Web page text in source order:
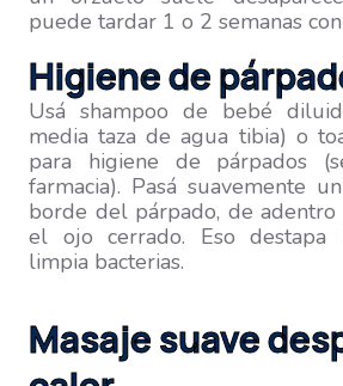
puede tardar 1 o 2 semanas
Higiene de
Usá shampoo de bebé
media taza de agua tibia) o
para higiene de párpados
farmacia). Pasá suavemente
borde del párpado, de adentro
el ojo cerrado. Eso destapa
limpia bacterias.
Masaje suave